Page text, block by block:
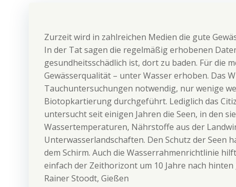
Zurzeit wird in zahlreichen Medien die gute
In der Tat sagen die regelmäßig erhobenen
gesundheitsschädlich ist, dort zu baden. Für die
Gewässerqualität – unter Wasser erhoben. Das
Tauchuntersuchungen notwendig, nur wenige
Biotopkartierung durchgeführt. Lediglich das
untersucht seit einigen Jahren die Seen, in den
Wassertemperaturen, Nährstoffe aus der
Unterwasserlandschaften. Den Schutz der Seen
dem Schirm. Auch die Wasserrahmenrichtlinie
einfach der Zeithorizont um 10 Jahre nach
Rainer Stoodt, Gießen